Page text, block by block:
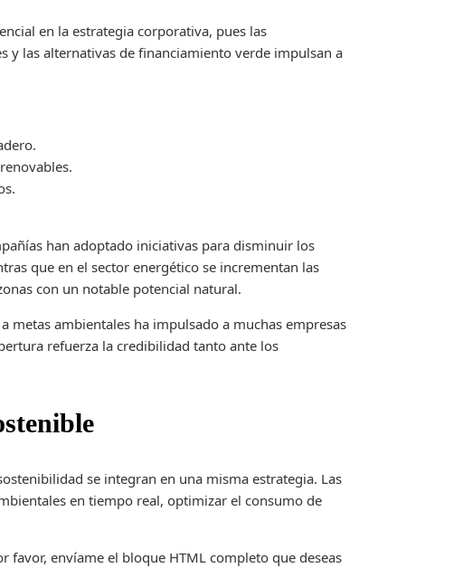
en la estrategia corporativa, pues las
y las alternativas de financiamiento verde impulsan a
han adoptado iniciativas para disminuir los
que en el sector energético se incrementan las
con un notable potencial natural.
metas ambientales ha impulsado a muchas empresas
refuerza la credibilidad tanto ante los
se integran en una misma estrategia. Las
en tiempo real, optimizar el consumo de
favor, envíame el bloque HTML completo que deseas